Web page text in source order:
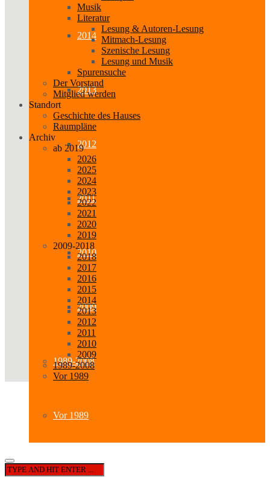
2014
2013
2012
2011
2010
2009
1989-2008
Vor 1989
Musik
Literatur
Lesung & Autoren-Lesung
Mitmach-Lesung
Szenische Lesung
Lesung und Musik
Spurensuche
Der Vorstand
Mitglied werden
Standort
Geschichte des Hauses
Raumpläne
Archiv
ab 2019
2026
2025
2024
2023
2022
2021
2020
2019
2009-2018
2018
2017
2016
2015
2014
2013
2012
2011
2010
2009
1989-2008
Vor 1989